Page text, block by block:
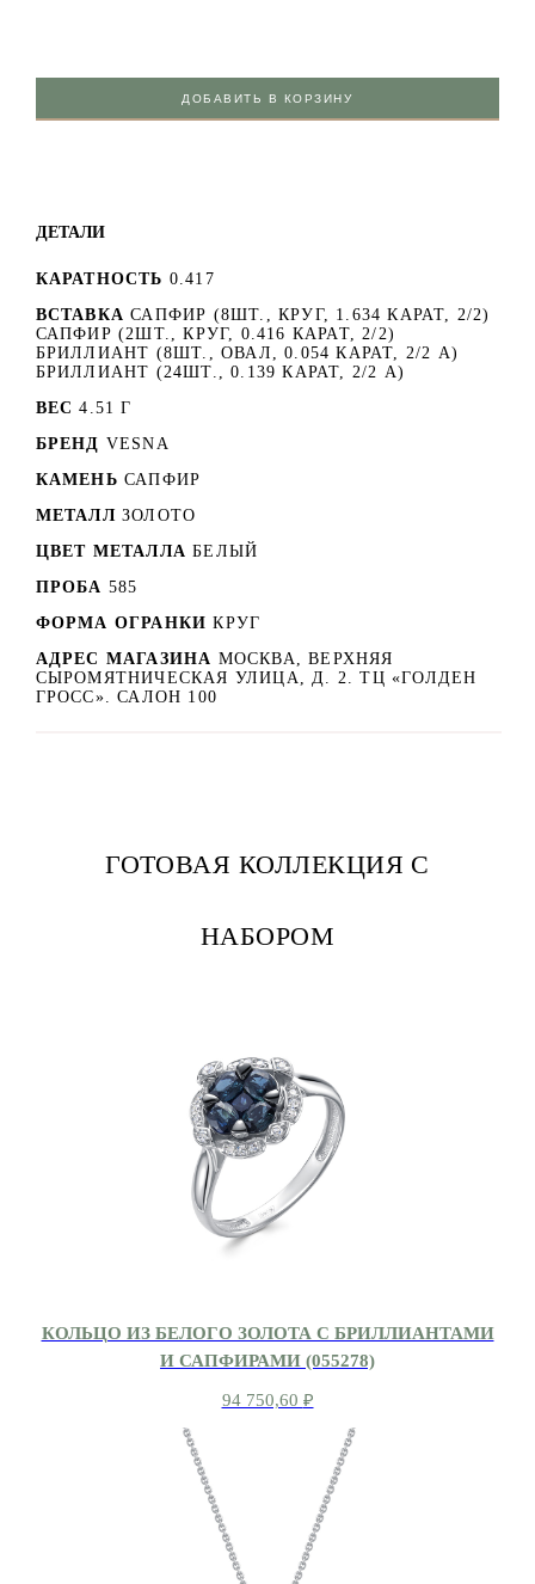
ДОБАВИТЬ В КОРЗИНУ
ДЕТАЛИ
КАРАТНОСТЬ 0.417
ВСТАВКА САПФИР (8ШТ., КРУГ, 1.634 КАРАТ, 2/2)
САПФИР (2ШТ., КРУГ, 0.416 КАРАТ, 2/2)
БРИЛЛИАНТ (8ШТ., ОВАЛ, 0.054 КАРАТ, 2/2 А)
БРИЛЛИАНТ (24ШТ., 0.139 КАРАТ, 2/2 А)
ВЕС 4.51 Г
БРЕНД VESNA
КАМЕНЬ САПФИР
МЕТАЛЛ ЗОЛОТО
ЦВЕТ МЕТАЛЛА БЕЛЫЙ
ПРОБА 585
ФОРМА ОГРАНКИ КРУГ
АДРЕС МАГАЗИНА МОСКВА, ВЕРХНЯЯ
СЫРОМЯТНИЧЕСКАЯ УЛИЦА, Д. 2. ТЦ «ГОЛДЕН
ГРОСС». САЛОН 100
ГОТОВАЯ КОЛЛЕКЦИЯ С
НАБОРОМ
КОЛЬЦО ИЗ БЕЛОГО ЗОЛОТА С БРИЛЛИАНТАМИ
И САПФИРАМИ (055278)
94 750,60 ₽